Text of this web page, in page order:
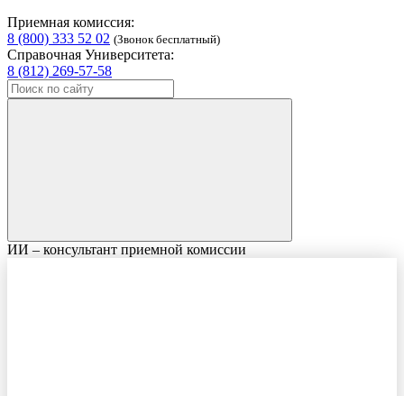
Приемная комиссия:
8 (800) 333 52 02 (Звонок бесплатный)
Справочная Университета:
8 (812) 269-57-58
ИИ – консультант приемной комиссии